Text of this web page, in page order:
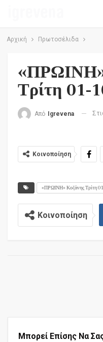
Αρχική Πρωτοσέλιδα
Τρίτη 01-
Από Igrevena
Κοινοποίηση
«ΠΡΩΙΝΗ» Κοζάνης Τρίτη
Κοινοποίηση
Μπορεί Επίσης Να